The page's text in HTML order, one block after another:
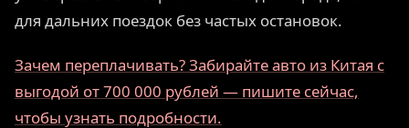
для дальних поездок без частых остановок.
Зачем переплачивать? Забирайте авто из Китая с
выгодой от 700 000 рублей — пишите сейчас,
чтобы узнать подробности.